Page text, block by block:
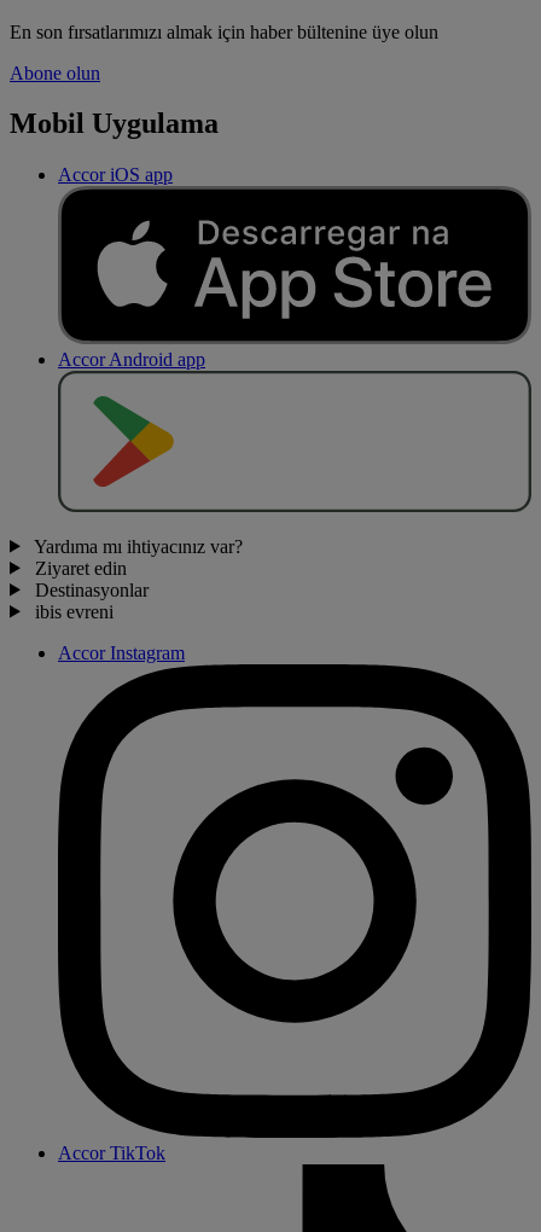
En son fırsatlarımızı almak için haber bültenine üye olun
Abone olun
Mobil Uygulama
Accor iOS app
Accor Android app
Yardıma mı ihtiyacınız var?
Ziyaret edin
Destinasyonlar
ibis evreni
Accor Instagram
Accor TikTok